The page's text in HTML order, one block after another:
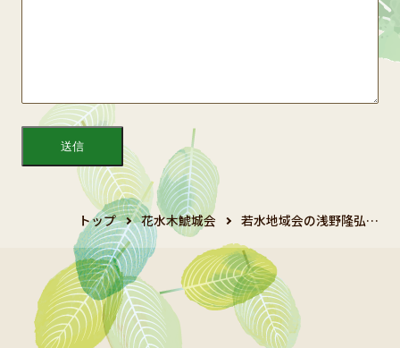
トップ 花水木鯱城会 若水地域会の浅野隆弘…